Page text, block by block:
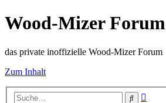
Wood-Mizer Forum
das private inoffizielle Wood-Mizer Forum
Zum Inhalt
Suche